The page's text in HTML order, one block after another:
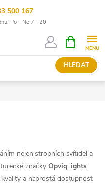
500 167
Po - Ne 7 - 20
HLEDAT
NÁKUPNÍ
KOŠÍK
nejen stropních svítidel a
značky Opviq lights.
a naprostá dostupnost